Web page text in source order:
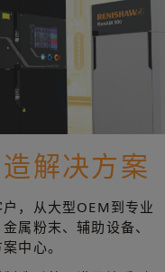
解决方案
，从大型OEM到专业
属粉末、辅助设备、
中心。